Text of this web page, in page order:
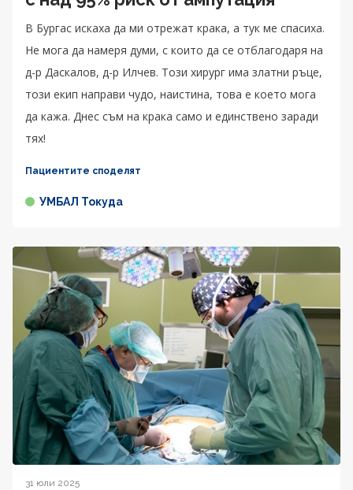
В Бургас искаха да ми отрежат крака, а тук ме спасиха.
Не мога да намеря думи, с които да се отблагодаря на
д-р Даскалов, д-р Илчев. Този хирург има златни ръце,
този екип направи чудо, наистина, това е което мога
да кажа. Днес съм на крака само и единствено заради
тях!
Пациентите споделят
УМБАЛ Токуда
31 юли 2025